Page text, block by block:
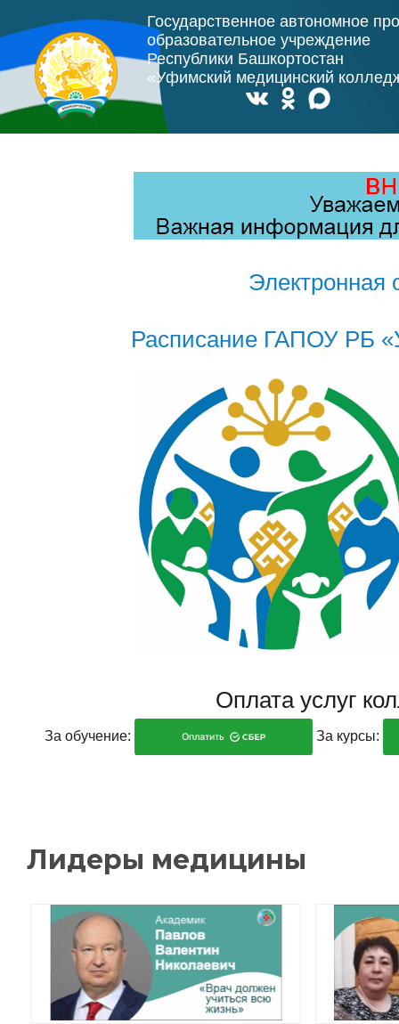
Государственное автономное
образовательное учреждение
Республики Башкортостан
«Уфимский медицинский
Электронная
Расписание ГАПОУ РБ
Оплата услуг
За обучение: За курсы: